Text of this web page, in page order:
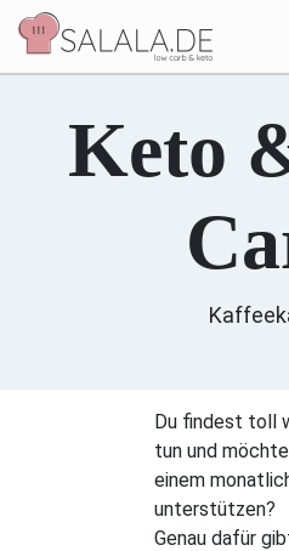
Keto
Du findest toll
tun und
einem
unterstützen?
Genau dafür